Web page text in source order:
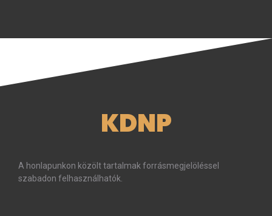
KDNP
A honlapunkon közölt tartalmak forrásmegjelöléssel
szabadon felhasználhatók.